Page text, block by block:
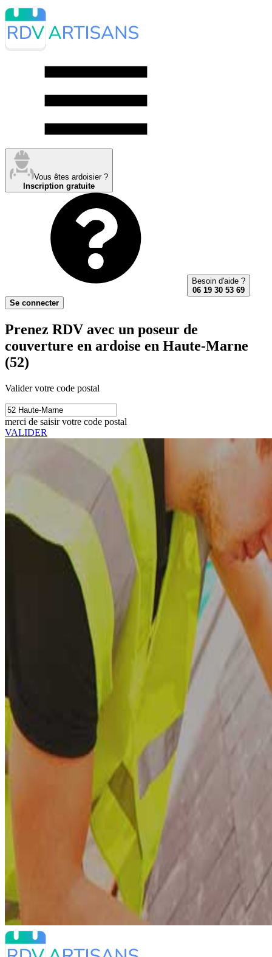
Vous êtes ardoisier ?
Inscription gratuite
Besoin d'aide ?
06 19 30 53 69
Se connecter
Prenez RDV avec un poseur de
couverture en ardoise en Haute-Marne
(52)
Valider votre code postal
merci de saisir votre code postal
VALIDER